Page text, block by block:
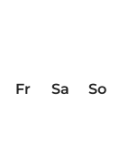
Fr Sa
So